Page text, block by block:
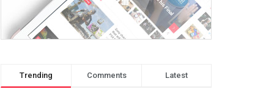
Trending Comments Latest